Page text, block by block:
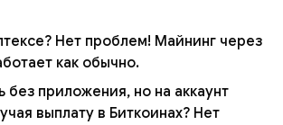
Нет проблем! Майнинг через
как обычно.
без приложения, но на аккаунт
выплату в Биткоинах? Нет